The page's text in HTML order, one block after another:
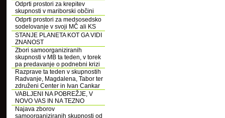
Odprti prostori za krepitev
skupnosti v mariborski občini
Odprti prostori za medsosedsko
sodelovanje v svoji MČ ali KS
STANJE PLANETA KOT GA VIDI
ZNANOST
Zbori samoorganiziranih
skupnosti v MB ta teden, v torek
pa predavanje o podnebni krizi
Razprave ta teden v skupnostih
Radvanje, Magdalena, Tabor ter
združeni Center in Ivan Cankar
VABLJENI NA POBREŽJE, V
NOVO VAS IN NA TEZNO
Najava zborov
samoorganiziranih skupnosti od